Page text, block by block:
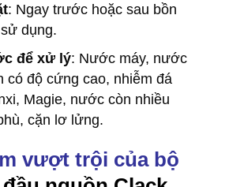
: Ngay trước hoặc sau bồn
dụng.
để xử lý: Nước máy, nước
có độ cứng cao, nhiễm đá
Magie, nước còn nhiều
cặn lơ lửng.
vượt trội của bộ